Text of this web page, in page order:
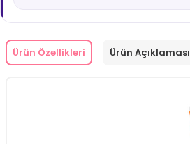
Ürün Özellikleri Ürün Açıklaması